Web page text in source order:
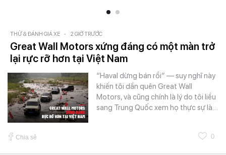
THỬ & ĐÁNH GIÁ XE - 2 GIỜ TRƯỚC
Great Wall Motors xứng đáng có một màn trở
lại rực rỡ hơn tại Việt Nam
“Haval dừng bán rồi” — suy nghĩ này
khiến tôi dần quên Great Wall
Motors, và cũng chính là lý do tôi liều
sang Trung Quốc xem họ thực sự là…
Chia sẻ 0